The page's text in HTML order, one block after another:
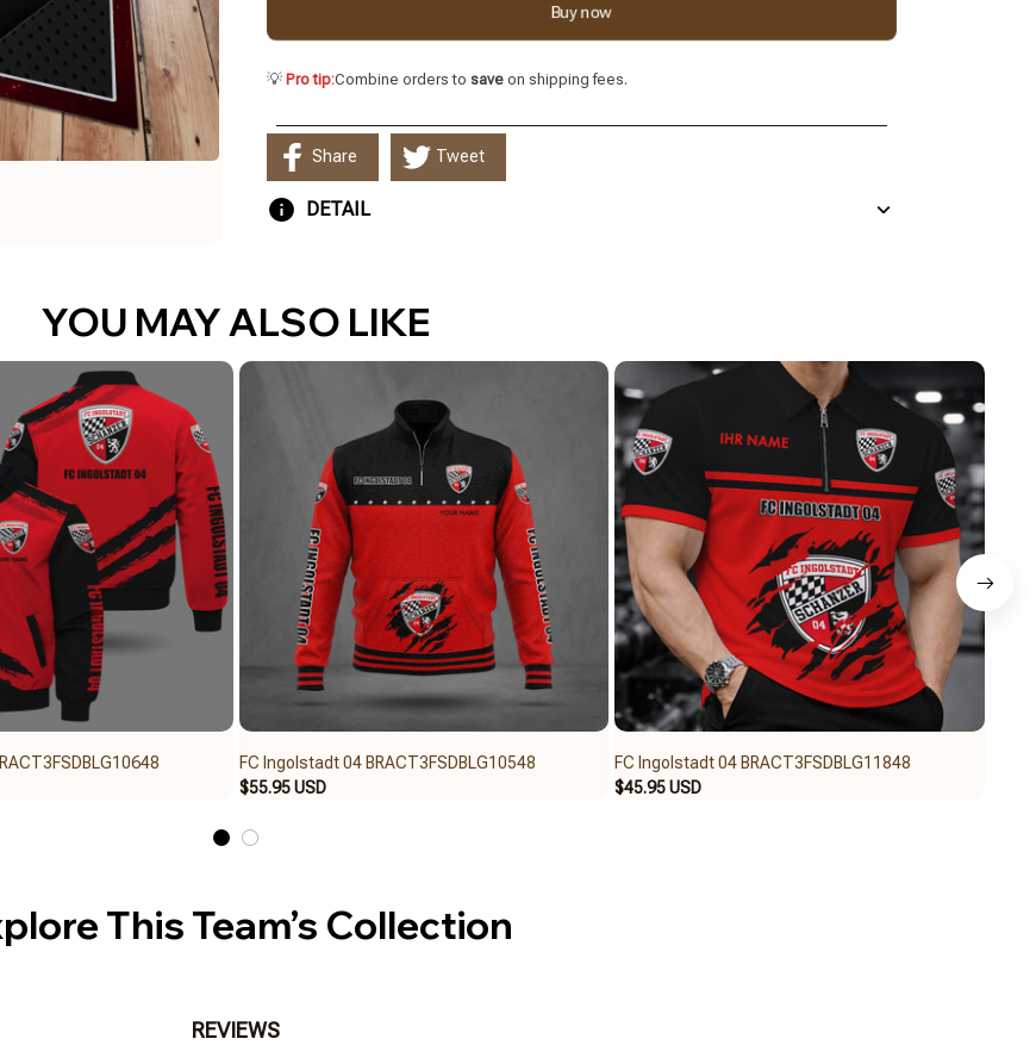
Buy now
💡 Pro tip:Combine orders to save on shipping fees.
Share Tweet
DETAIL
YOU MAY ALSO LIKE
FC Ingolstadt 04 BRACT3FSDBLG10548
$55.95 USD
FC Ingolstadt 04 BRACT3FSDBLG11848
$45.95 USD
This Team’s Collection
REVIEWS